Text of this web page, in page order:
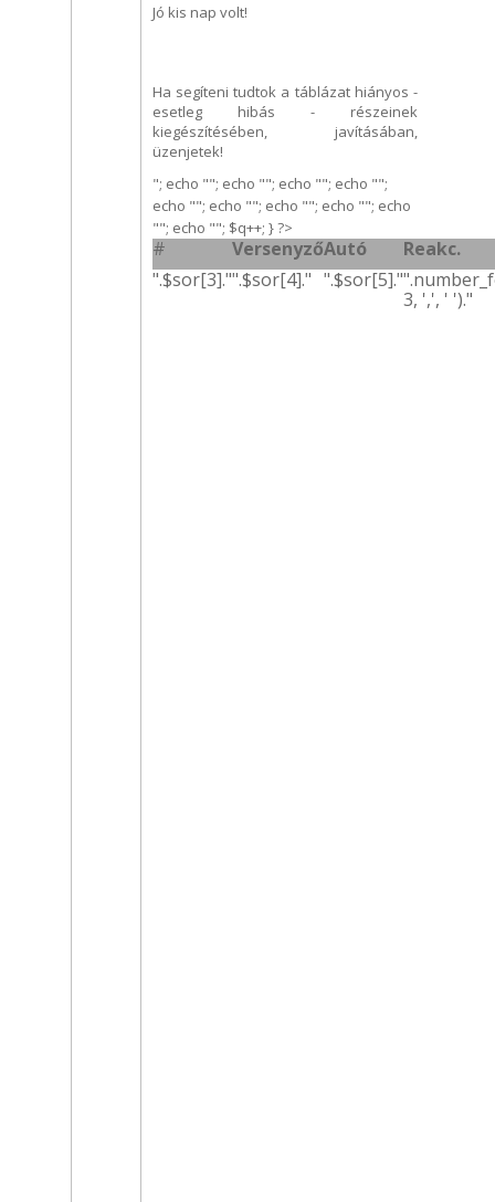
Jó kis nap volt!
Ha segíteni tudtok a táblázat hiányos -
esetleg hibás - részeinek
kiegészítésében, javításában,
üzenjetek!
"; echo ""; echo ""; echo ""; echo "";
echo ""; echo ""; echo ""; echo ""; echo
""; echo ""; $q++; } ?>
# VersenyzőAutó
Reakc.
".$sor[3]."".$sor[4]." ".$sor[5]."
3, ',', ' ')."